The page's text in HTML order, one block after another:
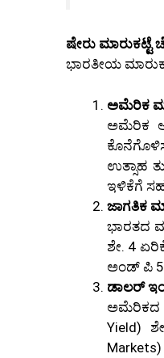
ಷೇರು ಮಾರುಕಟ್ಟೆ
ಭಾರತೀಯ
ಅಮೆರಿಕ
ಅಮೆರಿಕ
ಉತ್ಸಾಹ
ಇಳಿಕೆಗೆ
ಜಾಗತಿಕ
ಭಾರತದ
ಶೇ. 4
ಅಂಡ್ ಪಿ
ಡಾಲರ್
ಅಮೆರಿಕದ
Yield)